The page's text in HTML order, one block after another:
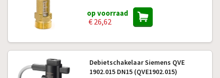
op voorraad
€ 26,62
Debietschakelaar Siemens QVE
1902.015 DN15 (QVE1902.015)